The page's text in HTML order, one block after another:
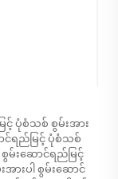
ြင့် ပုံစံသစ် စွမ်းအား
င်ရည်မြင့် ပုံစံသစ်
စွမ်းဆောင်ရည်မြင့်
ားပါ စွမ်းဆောင်